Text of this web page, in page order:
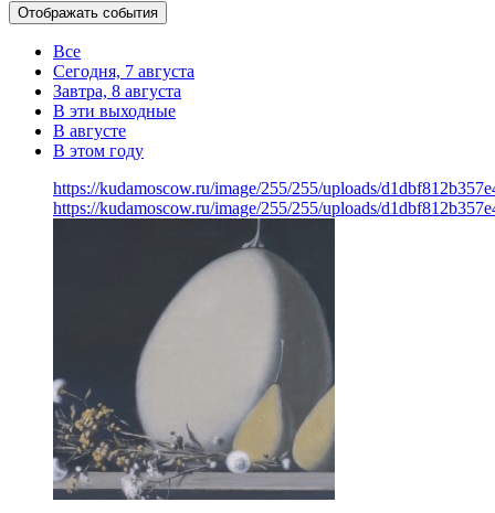
Отображать события
Все
Сегодня, 7 августа
Завтра, 8 августа
В эти выходные
В августе
В этом году
https://kudamoscow.ru/image/255/255/uploads/
https://kudamoscow.ru/image/255/255/uploads/